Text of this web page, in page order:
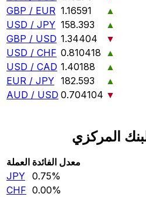
GBP / EUR 1.16591
▲
USD / JPY 158.393
▲
GBP / USD 1.34404
▼
USD / CHF 0.810418 ▲
USD / CAD 1.40188
▲
EUR / JPY 182.593
▲
AUD / USD 0.704104 ▼
المركزي
العملة معدل الفائدة
JPY 0.75‎%‎
CHF 0.00‎%‎